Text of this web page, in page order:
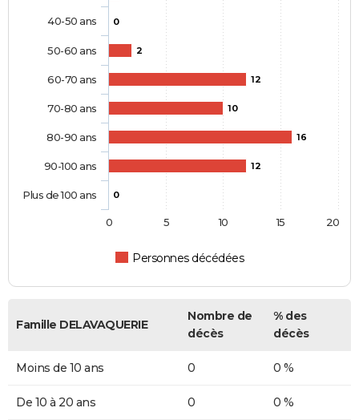
0
2
12
10
16
12
0
Personnes décédées
40-50 ans
50-60 ans
60-70 ans
70-80 ans
80-90 ans
90-100 ans
Plus de 100 ans
0 5 10 15 20
Famille DELAVAQUERIE
Nombre de
décès
% des
décès
Moins de 10 ans 0 0 %
De 10 à 20 ans 0 0 %